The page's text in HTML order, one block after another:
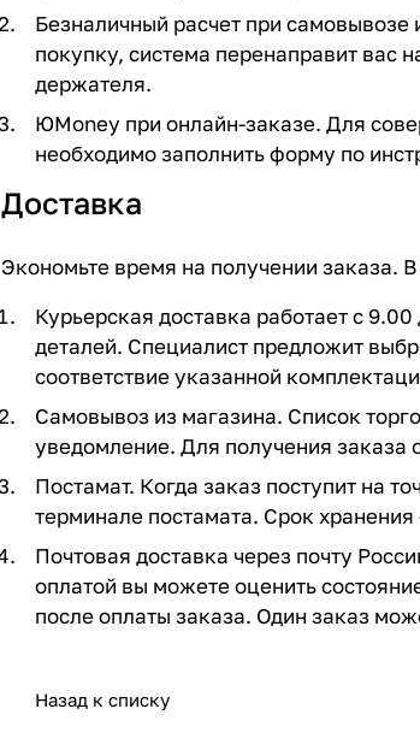
Безналичный расчет при
покупку, система перенаправит вас
держателя.
ЮMoney при онлайн-заказе. Для
необходимо заполнить форму по
Доставка
Экономьте время на получении заказа.
Курьерская доставка работает с
деталей. Специалист предложит
соответствие указанной
Самовывоз из магазина. Список
уведомление. Для получения заказа
Постамат. Когда заказ поступит на
терминале постамата. Срок хранения
Почтовая доставка через почту
оплатой вы можете оценить
после оплаты заказа. Один заказ
Назад к списку